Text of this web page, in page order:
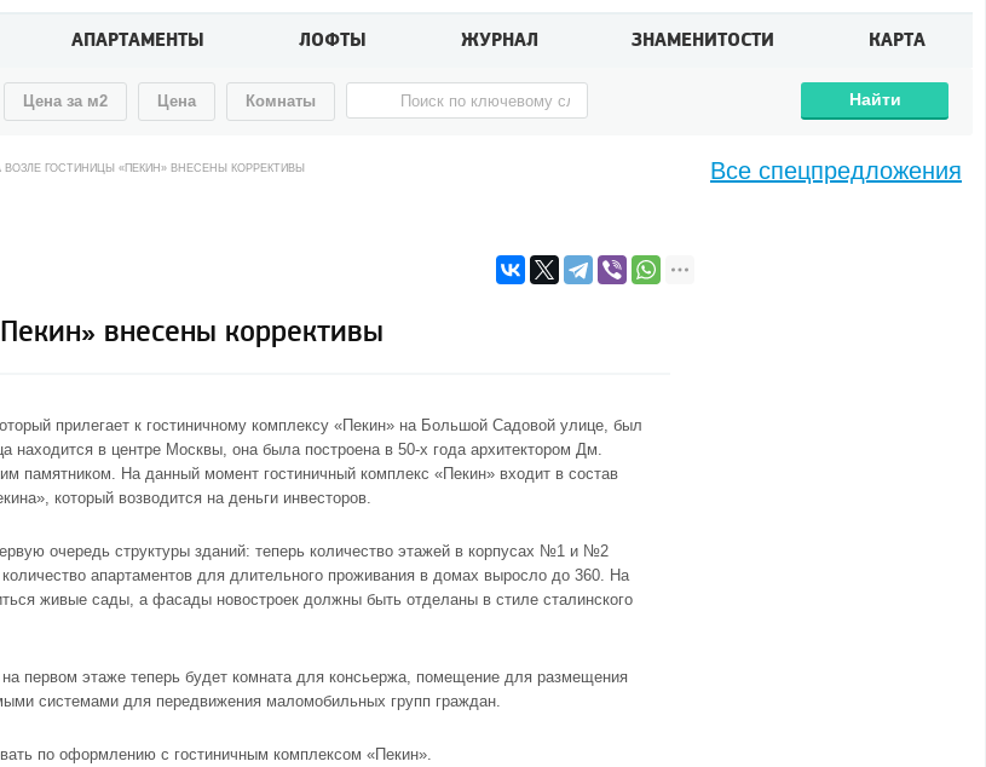
АПАРТАМЕНТЫ ЛОФТЫ ЖУРНАЛ ЗНАМЕНИТОСТИ КАРТА
Цена за м2 Цена Комнаты Найти
ВОЗЛЕ ГОСТИНИЦЫ «ПЕКИН» ВНЕСЕНЫ КОРРЕКТИВЫ
внесены коррективы
прилегает к гостиничному комплексу «Пекин» на Большой Садовой улице, был
находится в центре Москвы, она была построена в 50-х года архитектором Дм.
памятником. На данный момент гостиничный комплекс «Пекин» входит в состав
, который возводится на деньги инвесторов.
очередь структуры зданий: теперь количество этажей в корпусах №1 и №2
апартаментов для длительного проживания в домах выросло до 360. На
живые сады, а фасады новостроек должны быть отделаны в стиле сталинского
первом этаже теперь будет комната для консьержа, помещение для размещения
системами для передвижения маломобильных групп граждан.
по оформлению с гостиничным комплексом «Пекин».
Все спецпредложения